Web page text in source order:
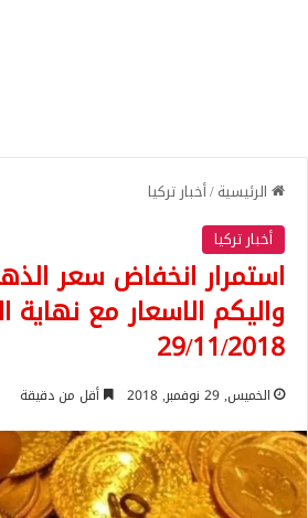
الرئيسية/أخبار تركيا
أخبار تركيا
استمرار انخفاض سعر
واليكم الاسعار مع نهاية
29/11/2018
الخميس, 29 نوفمبر, 2018 أقل من دقيقة